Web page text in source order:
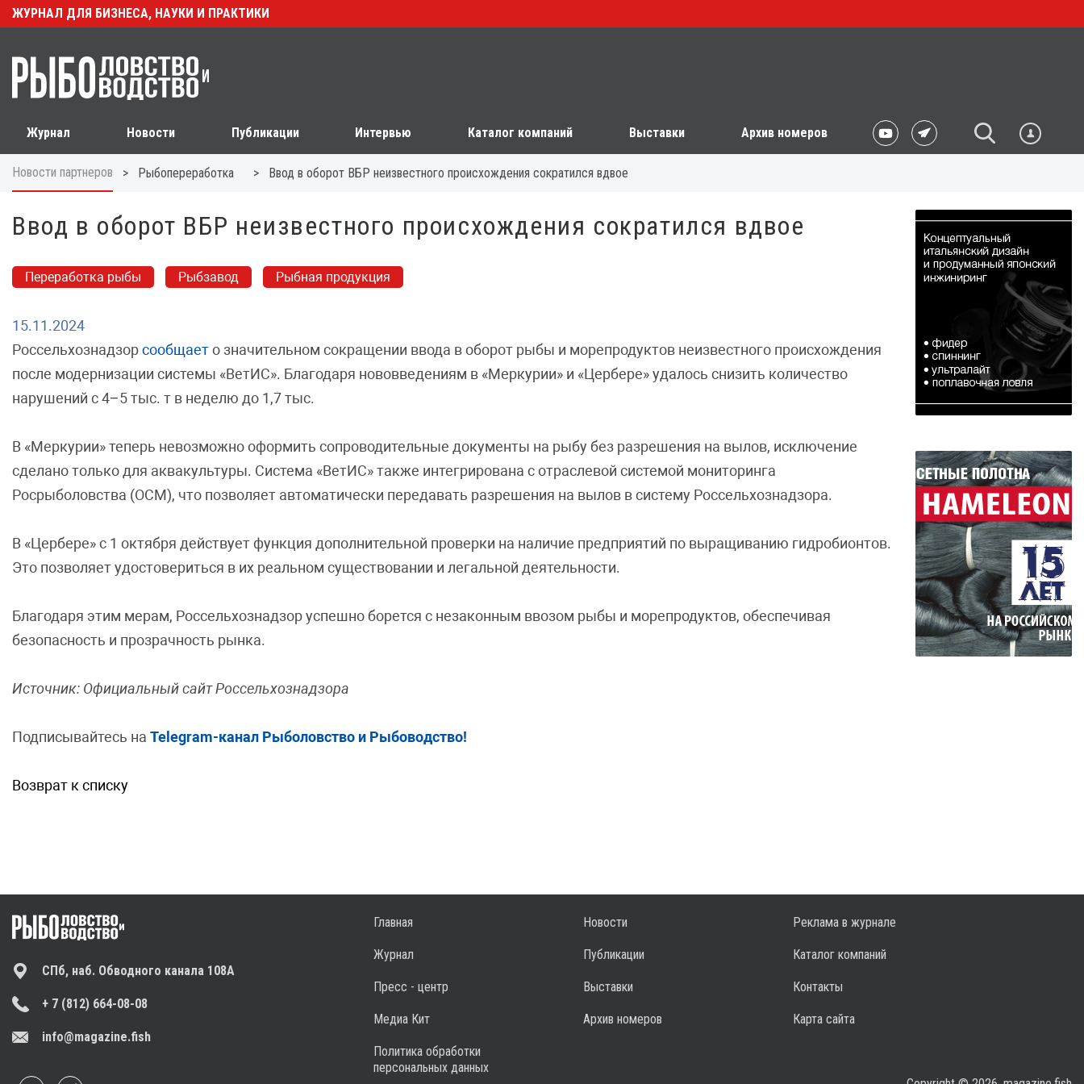
ЖУРНАЛ ДЛЯ БИЗНЕСА, НАУКИ И ПРАКТИКИ
Журнал Новости Публикации Интервью Каталог компаний Выставки Архив номеров
Новости партнеров > Рыбопереработка > Ввод в оборот ВБР неизвестного происхождения сократился вдвое
Ввод в оборот ВБР неизвестного происхождения сократился вдвое
Переработка рыбы Рыбзавод Рыбная продукция
15.11.2024
Россельхознадзорсообщаето значительном сокращении ввода в оборот рыбы и морепродуктов неизвестного происхождения
после модернизации системы «ВетИС». Благодаря нововведениям в «Меркурии» и «Цербере» удалось снизить количество
нарушений с 4–5 тыс. т в неделю до 1,7 тыс.
В «Меркурии» теперь невозможно оформить сопроводительные документы на рыбу без разрешения на вылов, исключение
сделано только для аквакультуры. Система «ВетИС» также интегрирована с отраслевой системой мониторинга
Росрыболовства (ОСМ), что позволяет автоматически передавать разрешения на вылов в систему Россельхознадзора.
В «Цербере» с 1 октября действует функция дополнительной проверки на наличие предприятий по выращиванию гидробионтов.
Это позволяет удостовериться в их реальном существовании и легальной деятельности.
Благодаря этим мерам, Россельхознадзор успешно борется с незаконным ввозом рыбы и морепродуктов, обеспечивая
безопасность и прозрачность рынка.
Источник: Официальный сайт Россельхознадзора
Подписывайтесь на Telegram-канал Рыболовство и Рыбоводство!
Возврат к списку
СПб, наб. Обводного канала 108А
+ 7 (812) 664-08-08
info@magazine.fish
Главная
Журнал
Пресс - центр
Медиа Кит
Политика обработки
персональных данных
Новости
Публикации
Выставки
Архив номеров
Реклама в журнале
Каталог компаний
Контакты
Карта сайта